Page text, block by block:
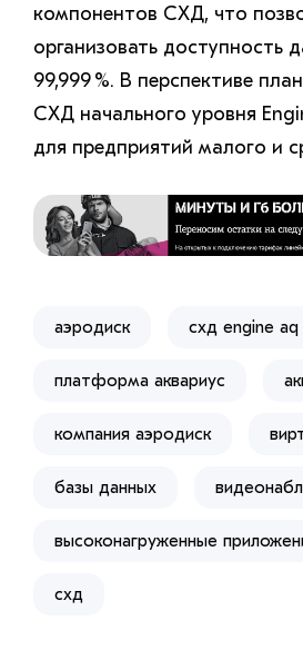
компонентов СХД, что
организовать доступность
99,999 %. В перспективе
СХД начального уровня
для предприятий малого и
аэродиск схд engine aq
платформа аквариус
​компания аэродиск
базы данных
высоконагруженные
схд